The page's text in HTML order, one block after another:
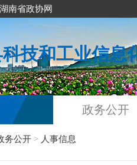
湖南省政协网
技和工业信息
政务公开
务公开 > 人事信息